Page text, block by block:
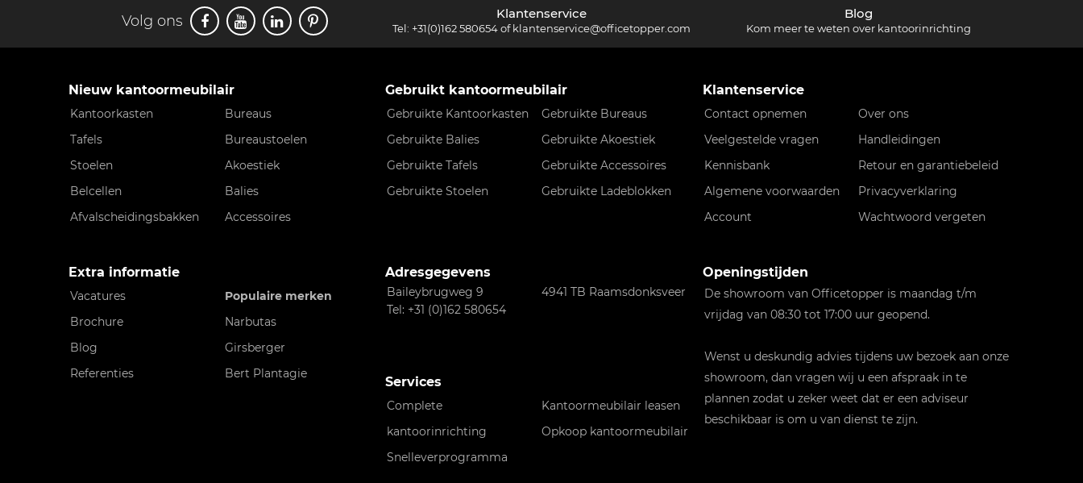
Volg ons Klantenservice
Tel: +31(0)162 580654ofklantenservice@officetopper.com
Blog
Kom meer te weten over kantoorinrichting
Nieuw kantoormeubilair
Kantoorkasten
Bureaus
Tafels
Bureaustoelen
Stoelen
Akoestiek
Belcellen
Balies
Afvalscheidingsbakken
Accessoires
Extra informatie
Vacatures
Populaire merken
Brochure
Narbutas
Blog
Girsberger
Referenties
Bert Plantagie
Gebruikt kantoormeubilair
Gebruikte Kantoorkasten
Gebruikte Bureaus
Gebruikte Balies
Gebruikte Akoestiek
Gebruikte Tafels
Gebruikte Accessoires
Gebruikte Stoelen
Gebruikte Ladeblokken
Adresgegevens
Baileybrugweg 9
4941 TB Raamsdonksveer
Tel: +31 (0)162 580654
Services
Complete
kantoorinrichting
Kantoormeubilair leasen
Opkoop kantoormeubilair
Snelleverprogramma
Klantenservice
Contact opnemen
Over ons
Veelgestelde vragen
Handleidingen
Kennisbank
Retour en garantiebeleid
Algemene voorwaarden
Privacyverklaring
Account
Wachtwoord vergeten
Openingstijden
De showroom van Officetopper is maandag t/m
vrijdag van 08:30 tot 17:00 uur geopend.
Wenst u deskundig advies tijdens uw bezoek aan onze
showroom, dan vragen wij u een afspraak in te
plannen zodat u zeker weet dat er een adviseur
beschikbaar is om u van dienst te zijn.